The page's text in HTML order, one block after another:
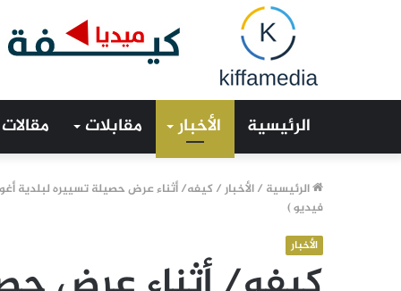
الرئيسية الأخبار مقابلات مقالات
الرئيسية /الأخبار/كيفه/ أثناء عرض حصيلة تسييره لبلدية
فيديو )
الأخبار